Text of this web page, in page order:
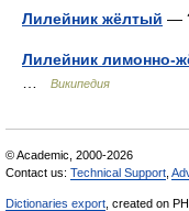
Лилейник жёлтый —
Лилейник лимонно-
Википедия
© Academic, 2000-2026
Contact us: Technical Support
Dictionaries export , created on